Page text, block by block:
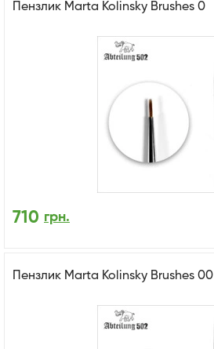
Пензлик Marta Kolinsky Brushes 0
710 грн.
Пензлик Marta Kolinsky Brushes 00